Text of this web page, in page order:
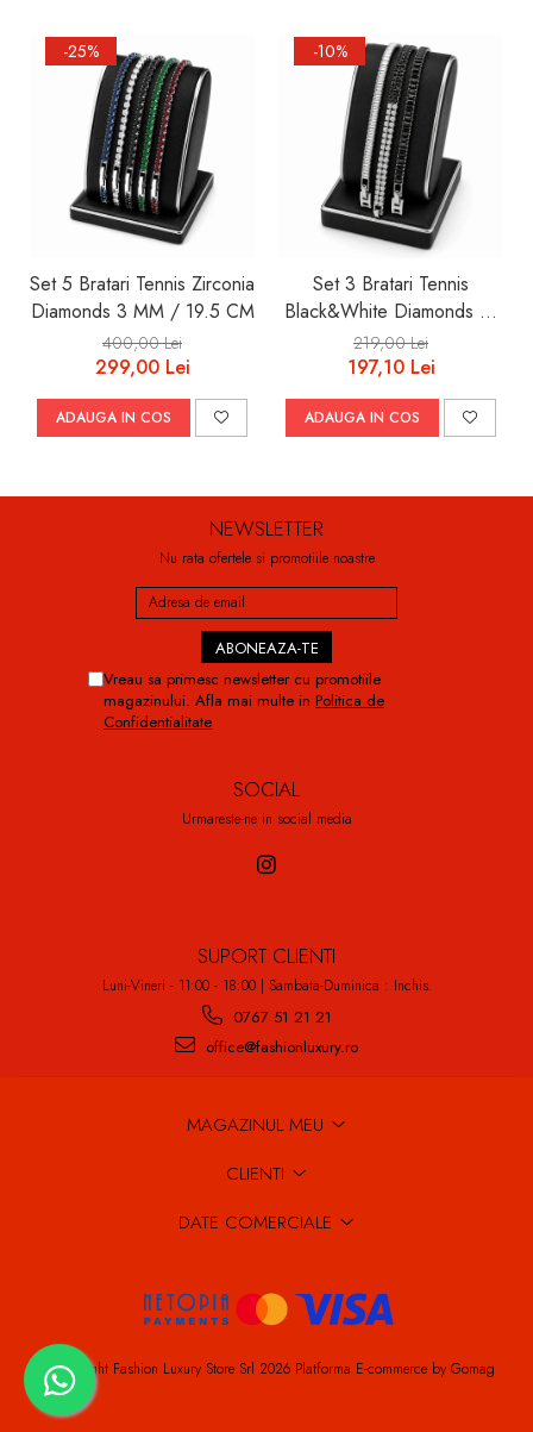
-25%
Set 5 Bratari Tennis Zirconia
Diamonds 3 MM / 19.5 CM
400,00 Lei
299,00 Lei
ADAUGA IN COS
-10%
Set 3 Bratari Tennis
Black&White Diamonds 19
CM
219,00 Lei
197,10 Lei
ADAUGA IN COS
NEWSLETTER
Nu rata ofertele si promotiile noastre
Vreau sa primesc newsletter cu promotiile
magazinului. Afla mai multe in Politica de
Confidentialitate
SOCIAL
Urmareste-ne in social media
SUPORT CLIENTI
Luni-Vineri - 11:00 - 18:00 | Sambata-Duminica : Inchis.
0767 51 21 21
office@fashionluxury.ro
MAGAZINUL MEU
CLIENTI
DATE COMERCIALE
©Copyright Fashion Luxury Store Srl 2026 Platforma E-commerce by Gomag